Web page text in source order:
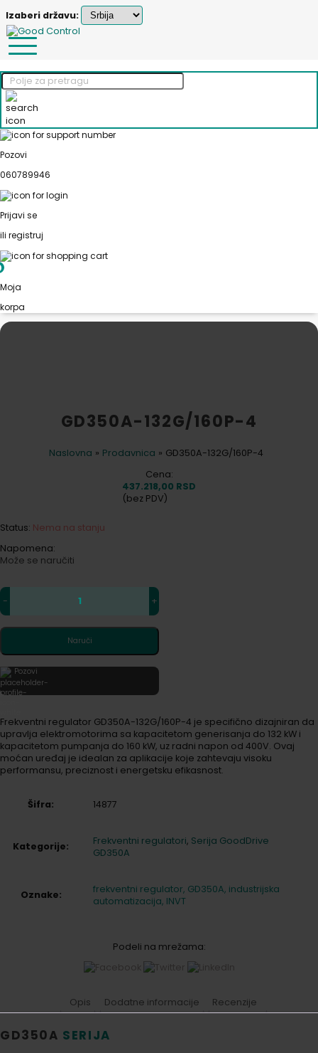
Izaberi državu:
Pozovi
060789946
Prijavi se
ili registruj
Moja
korpa
GD350A-132G/160P-4
Naslovna » Prodavnica » GD350A-132G/160P-4
Cena:
437.218,00 RSD
(bez PDV)
Status: Nema na stanju
Napomena:
Može se naručiti
- +
Naruči
Pozovi
Frekventni regulator GD350A-132G/160P-4 je specifično dizajniran da
upravlja elektromotorima sa kapacitetom generisanja do 132 kW i
kapacitetom pumpanja do 160 kW, uz radni napon od 400V. Ovaj
moćan uređaj je idealan za aplikacije koje zahtevaju visoku
performansu, preciznost i energetsku efikasnost.
Šifra: 14877
Kategorije: Frekventni regulatori, Serija GoodDrive
GD350A
Oznake:
frekventni regulator, GD350A, industrijska
automatizacija, INVT
Podeli na mrežama:
Opis Dodatne informacije Recenzije
GD350A SERIJA